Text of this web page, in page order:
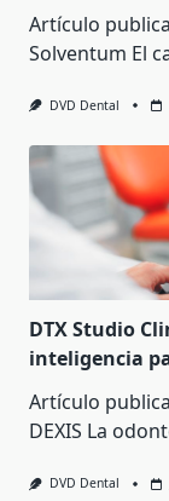
Artículo
Solventum El
DVD Dental
DTX Studio
inteligencia
Artículo
DEXIS La
DVD Dental